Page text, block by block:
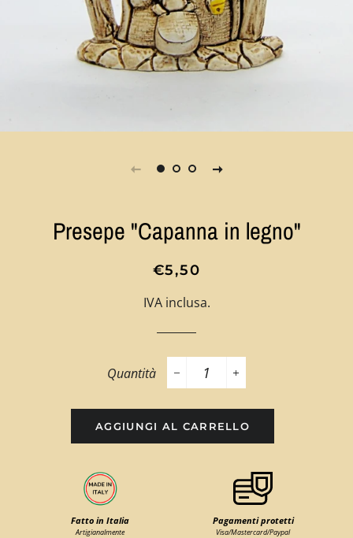
Presepe "Capanna in legno"
Prezzo
listino
Prezzo
€5,50
IVA inclusa.
Quantità
−
+
AGGIUNGI AL CARRELLO
Fatto in Italia
Artigianalmente
Pagamenti protetti
Visa/Mastercard/Paypal